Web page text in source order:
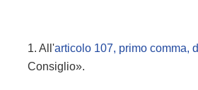
1. All'articolo 107, primo comma,
Consiglio».